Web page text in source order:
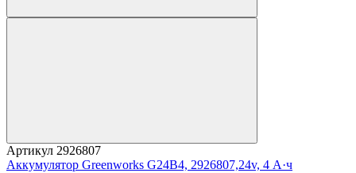
Артикул 2926807
Аккумулятор Greenworks G24B4, 2926807,24v, 4 А·ч